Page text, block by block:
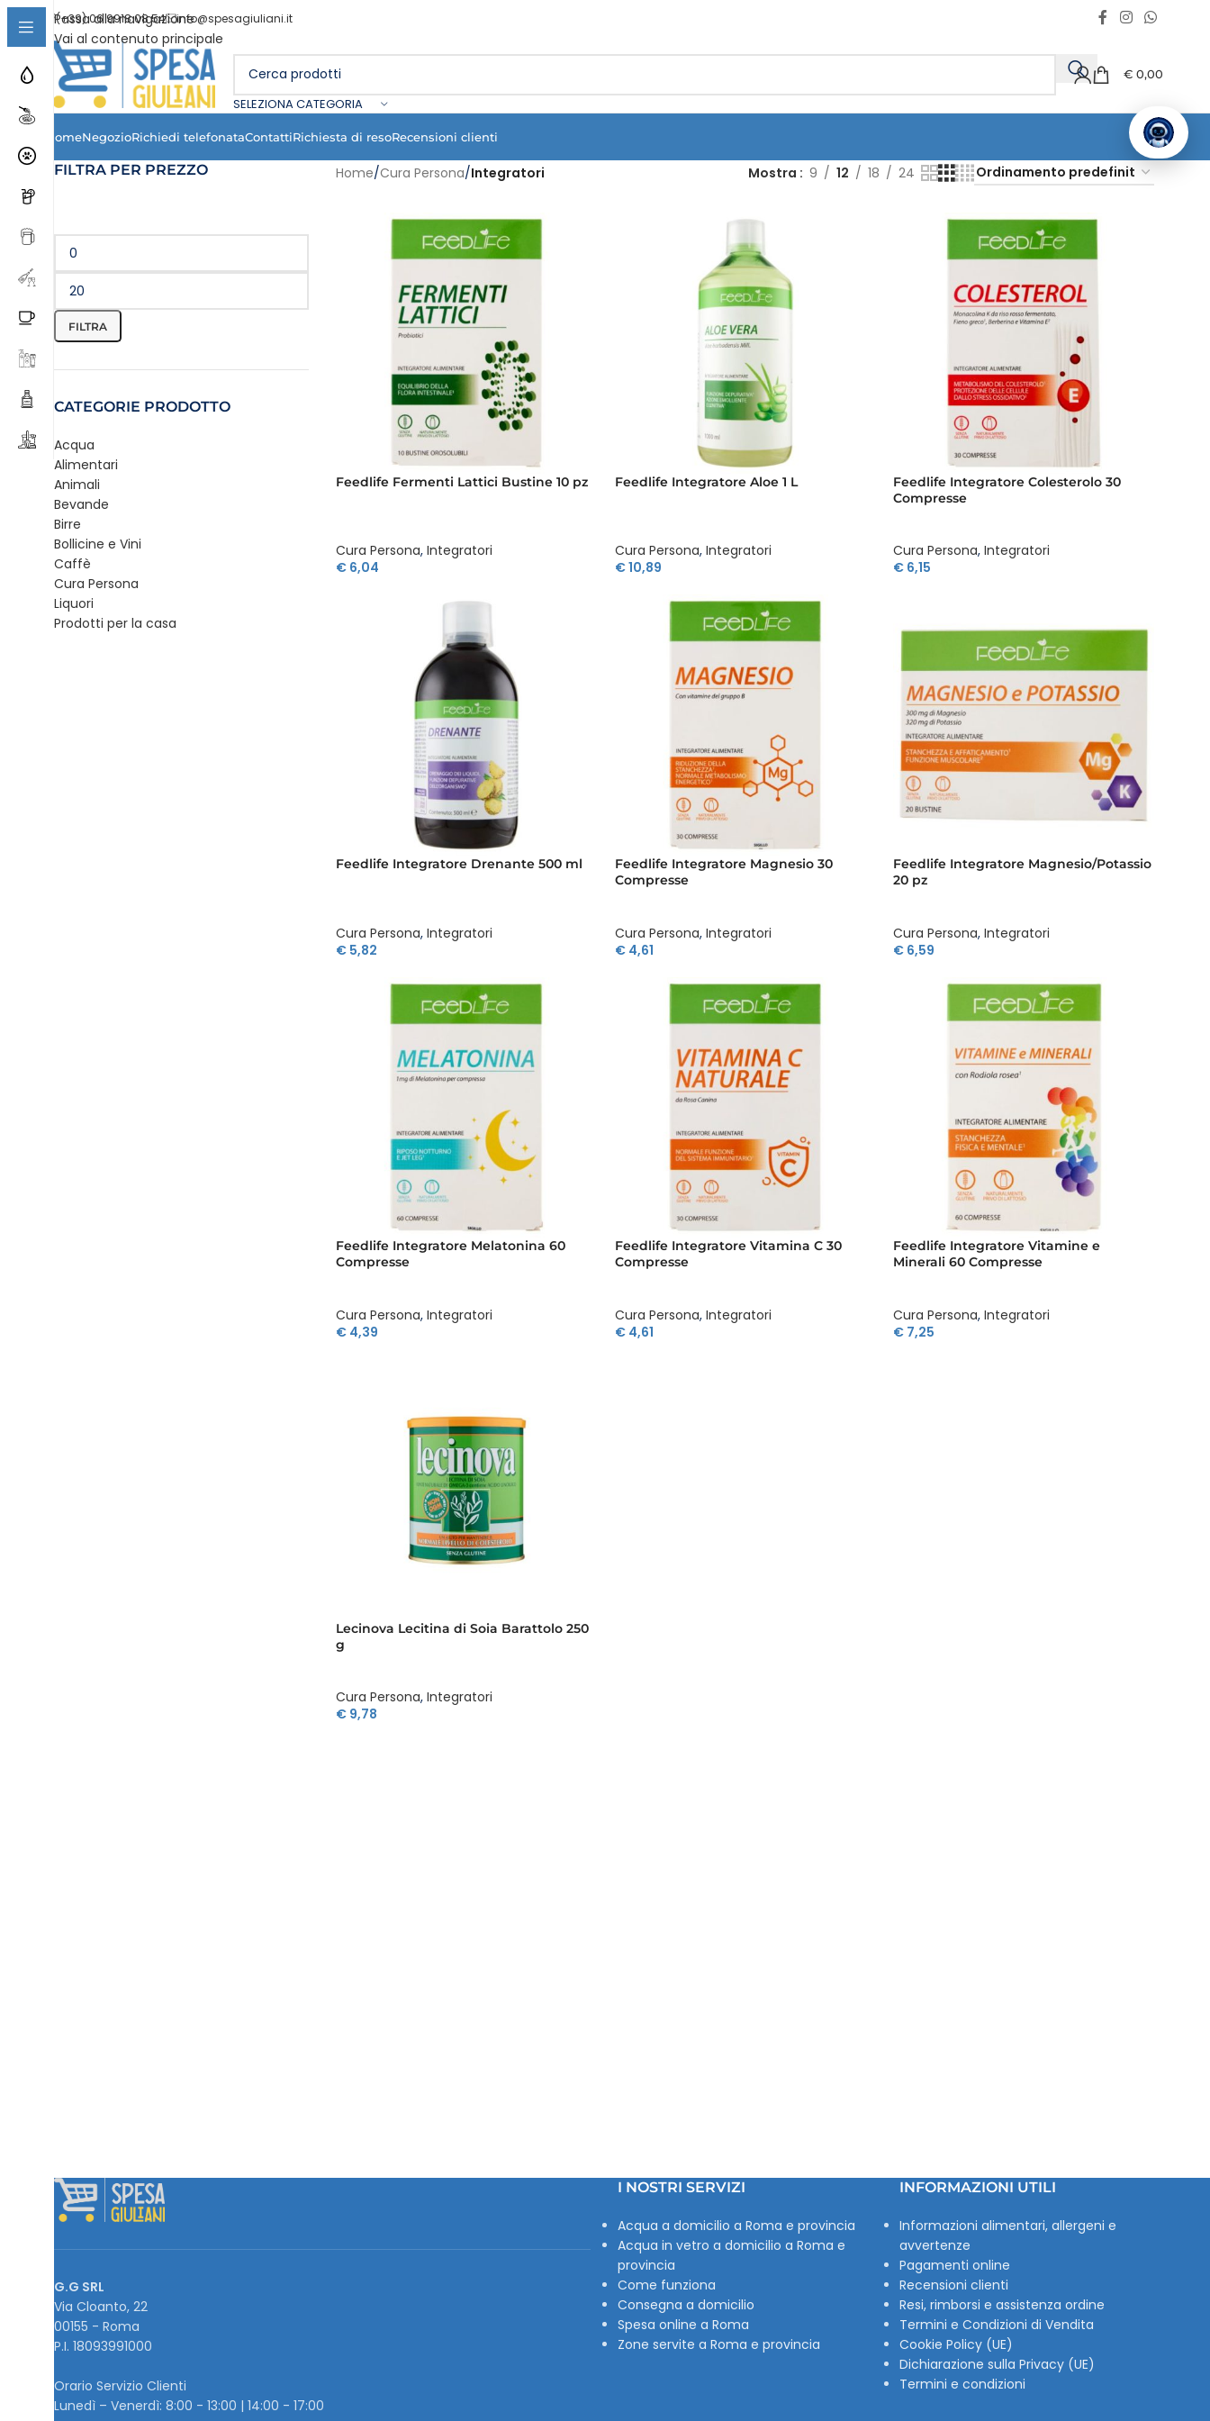
Passa alla navigazione
Vai al contenuto principale
(+39) 06 9918 08 54 info@spesagiuliani.it
SELEZIONA CATEGORIA
€ 0,00
HomeNegozioRichiedi telefonataContattiRichiesta di resoRecensioni clienti
FILTRA PER PREZZO
FILTRA
CATEGORIE PRODOTTO
Acqua
Alimentari
Animali
Bevande
Birre
Bollicine e Vini
Caffè
Cura Persona
Liquori
Prodotti per la casa
Home/Cura Persona/Integratori Mostra 9 12 18 24
Feedlife Fermenti Lattici Bustine 10 pz
Cura Persona, Integratori
€6,04
Feedlife Integratore Aloe 1 L
Cura Persona, Integratori
€10,89
Feedlife Integratore Colesterolo 30
Compresse
Cura Persona, Integratori
€ 6,15
Feedlife Integratore Drenante 500 ml
Cura Persona, Integratori
€5,82
Feedlife Integratore Magnesio 30
Compresse
Cura Persona, Integratori
€4,61
Feedlife Integratore Magnesio/Potassio
20 pz
Cura Persona, Integratori
€ 6,59
Feedlife Integratore Melatonina 60
Compresse
Cura Persona, Integratori
€4,39
Feedlife Integratore Vitamina C 30
Compresse
Cura Persona, Integratori
€4,61
Feedlife Integratore Vitamine e
Minerali 60 Compresse
Cura Persona, Integratori
€ 7,25
Lecinova Lecitina di Soia Barattolo 250
g
Cura Persona, Integratori
€9,78
G.G SRL
Via Cloanto, 22
00155 - Roma
P.I. ‭18093991000
Orario Servizio Clienti
Lunedì – Venerdì: 8:00 - 13:00 | 14:00 - 17:00
I NOSTRI SERVIZI
Acqua a domicilio a Roma e provincia
Acqua in vetro a domicilio a Roma e
provincia
Come funziona
Consegna a domicilio
Spesa online a Roma
Zone servite a Roma e provincia
INFORMAZIONI UTILI
Informazioni alimentari, allergeni e
avvertenze
Pagamenti online
Recensioni clienti
Resi, rimborsi e assistenza ordine
Termini e Condizioni di Vendita
Cookie Policy (UE)
Dichiarazione sulla Privacy (UE)
Termini e condizioni